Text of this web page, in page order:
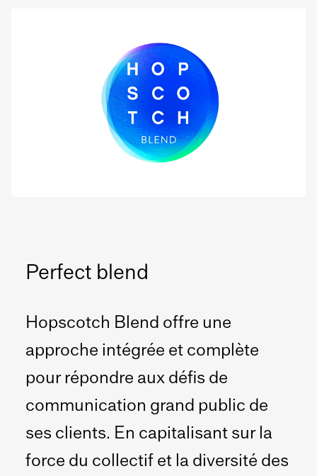
Perfect blend
Hopscotch Blend offre une
approche intégrée et complète
pour répondre aux défis de
communication grand public de
ses clients. En capitalisant sur la
force du collectif et la diversité des